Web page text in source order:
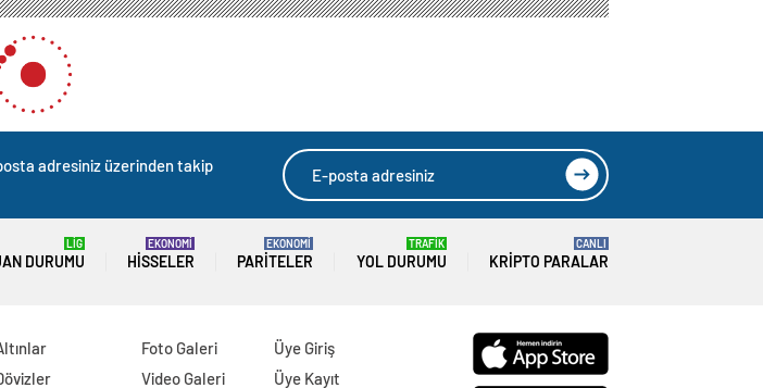
destek güvenlik sorununa neden oluyor
PKK/YPG’ye verdiği
oluyor
Birliği’nin (KYB) terör
desteğinin komşu
GÖNDER